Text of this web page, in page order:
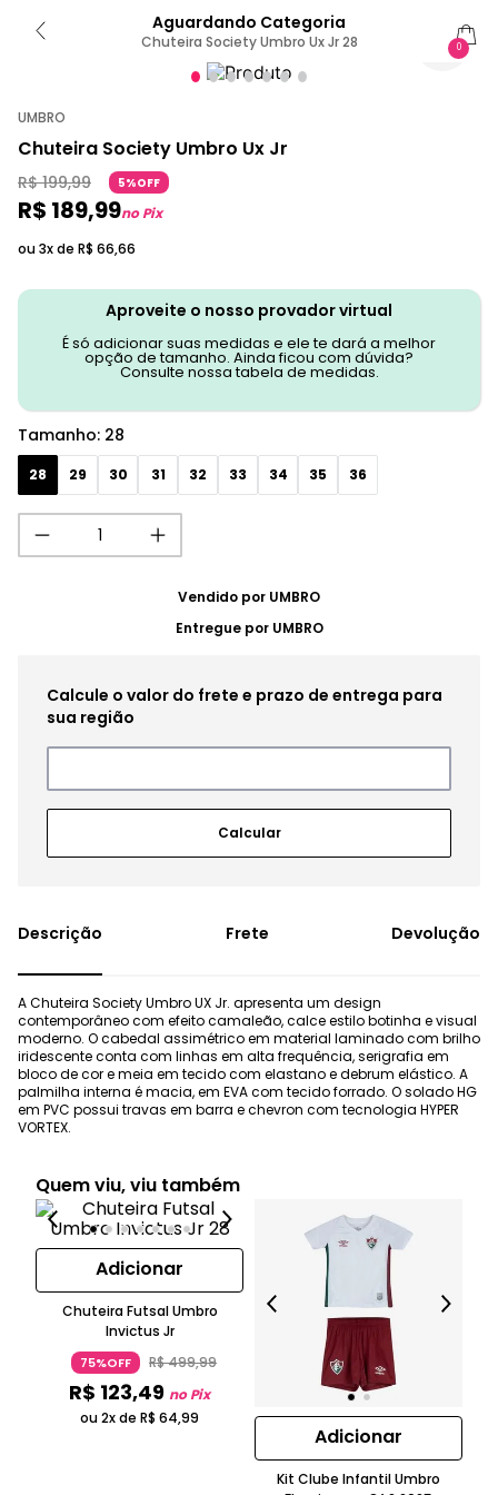
Aguardando Categoria
Chuteira Society Umbro Ux Jr 28 0
UMBRO
Chuteira Society Umbro Ux Jr
R$ 199,99 5%OFF
R$ 189,99no Pix
ou 3x de R$ 66,66
Aproveite o nosso provador virtual
É só adicionar suas medidas e ele te dará a melhor
opção de tamanho. Ainda ficou com dúvida?
Consulte nossa tabela de medidas.
Tamanho: 28
28 29 30 31 32 33 34 35 36
Vendido por UMBRO
Entregue por UMBRO
Frete Devolução
A Chuteira Society Umbro UX Jr. apresenta um design
contemporâneo com efeito camaleão, calce estilo botinha e visual
moderno. O cabedal assimétrico em material laminado com brilho
iridescente conta com linhas em alta frequência, serigrafia em
bloco de cor e meia em tecido com elastano e debrum elástico. A
palmilha interna é macia, em EVA com tecido forrado. O solado HG
em PVC possui travas em barra e chevron com tecnologia HYPER
VORTEX.
Quem viu, viu também
Adicionar
Chuteira Futsal Umbro
Invictus Jr
75%OFF R$499,99
R$ 123,49 no Pix
ou 2x de R$ 64,99
Adicionar
Kit Clube Infantil Umbro